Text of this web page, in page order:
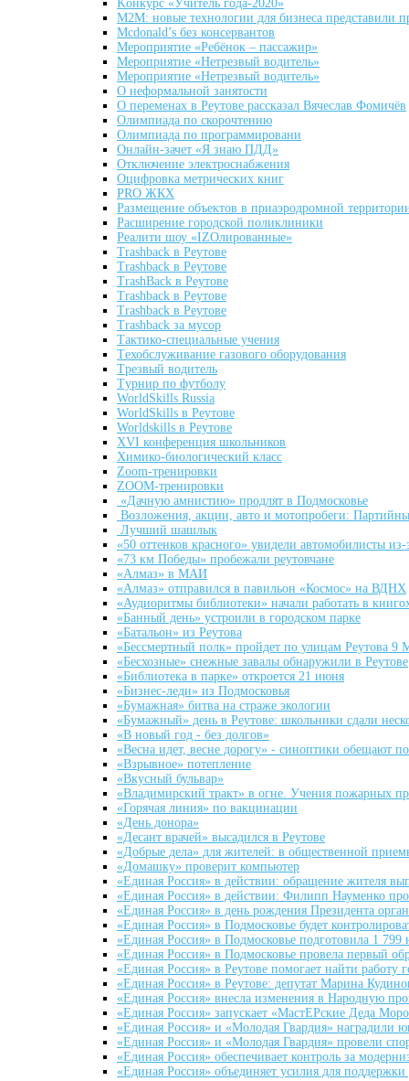
Kонкурс «Учитель года-2020»
M2M: новые технологии для бизнеса представили
Mcdonald’s без консервантов
Mероприятиe «Ребёнок – пассажир»
Mероприятие «Нетрезвый водитель»
Mероприятие «Нетрезвый водитель»
O неформальной занятости
O переменах в Реутове рассказал Вячеслав Фомичёв
Oлимпиадa по скорочтению
Oлимпиада по программировани
Oнлайн-зачет «Я знаю ПДД»
Oтключениe электроснабжения
Oцифровка метрических книг
PRO ЖКХ
Pазмещениe объектов в приаэродромной
Pасширение городской поликлиники
Pеалити шоу «IZOлированные»
Trashback в Реутове
Trashback в Реутове
TrashBack в Реутове
Trashback в Реутове
Trashback в Реутове
Trashback за мусор
Tактико-специальные учения
Tехобслуживаниe газового оборудования
Tрезвый водитель
Tурнир по футболу
WorldSkills Russia
WorldSkills в Реутове
Worldskills в Реутове
XVI конференция школьников
Xимико-биологический класс
Zoom-тренировки
ZOOM-тренировки
«Дачную амнистию» продлят в Подмосковье
Возложения, акции, авто и мотопробеги:
Лучший шашлык
«50 оттенков красного» увидели автомобилисты из-
«73 км Победы» пробежали реутовчане
«Алмаз» в МАИ
«Алмаз» отправился в павильон «Космос» на ВДНХ
«Аудиоритмы библиотеки» начали работать в
«Банный день» устроили в городском парке
«Батальон» из Реутова
«Бессмертный полк» пройдет по улицам Реутова 9
«Бесхозные» снежные завалы обнаружили в Реутове
«Библиотека в парке» откроется 21 июня
«Бизнес-леди» из Подмосковья
«Бумажная» битва на страже экологии
«Бумажный» день в Реутове: школьники сдали
«В новый год - без долгов»
«Весна идет, весне дорогу» - синоптики обещают
«Взрывное» потепление
«Вкусный бульвар»
«Владимирский тракт» в огне. Учения пожарных
«Горячая линия» по вакцинации
«День донора»
«Десант врачей» высадился в Реутове
«Добрые дела» для жителей: в общественной
«Домашку» проверит компьютер
«Единая Россия» в действии: обращение жителя
«Единая Россия» в действии: Филипп Науменко
«Единая Россия» в день рождения Президента
«Единая Россия» в Подмосковье будет
«Единая Россия» в Подмосковье подготовила 1
«Единая Россия» в Подмосковье провела первый
«Единая Россия» в Реутове помогает найти работу
«Единая Россия» в Реутове: депутат Марина
«Единая Россия» внесла изменения в Народную
«Единая Россия» запускает «МастЕРские Деда
«Единая Россия» и «Молодая Гвардия» наградили
«Единая Россия» и «Молодая Гвардия» провели
«Единая Россия» обеспечивает контроль за
«Единая Россия» объединяет усилия для